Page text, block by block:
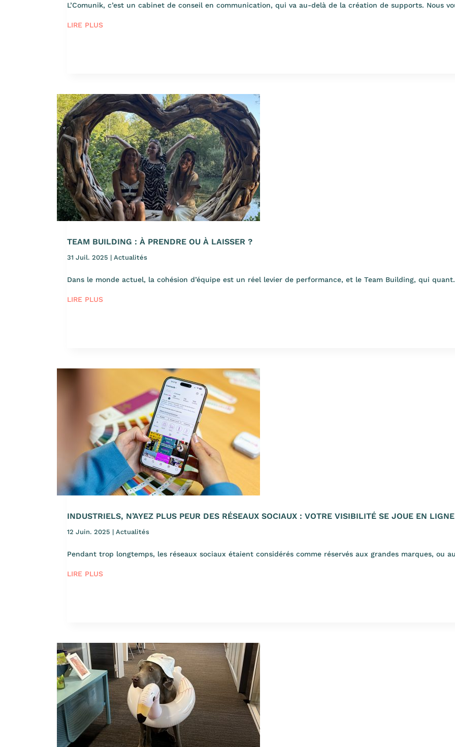
L’Comunik, c’est un cabinet de conseil en communication, qui va au-delà de la création de supports. Nous
LIRE PLUS
TEAM BUILDING : À PRENDRE OU À LAISSER ?
31 Juil. 2025 | Actualités
Dans le monde actuel, la cohésion d’équipe est un réel levier de performance, et le Team Building, qui
LIRE PLUS
INDUSTRIELS, N’AYEZ PLUS PEUR DES RÉSEAUX SOCIAUX : VOTRE VISIBILITÉ SE JOUE EN LIGNE
12 Juin. 2025 | Actualités
Pendant trop longtemps, les réseaux sociaux étaient considérés comme réservés aux grandes marques, ou
LIRE PLUS